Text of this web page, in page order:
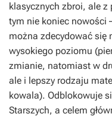
klasycznych zbroi, ale
tym nie koniec nowości
można zdecydować się
wysokiego poziomu
zmianie, natomiast w
ale i lepszy rodzaju
kowala). Odblokowuje
Starszych, a celem